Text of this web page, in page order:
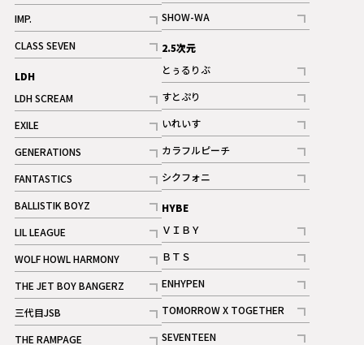
記事
IMP.
記事
CLASS SEVEN
記事
LDH
LDH SCREAM
記事
EXILE
記事
GENERATIONS
記事
FANTASTICS
記事
BALLISTIK BOYZ
記事
LIL LEAGUE
記事
WOLF HOWL HARMONY
記事
THE JET BOY BANGERZ
記事
三代目JSB
記事
THE RAMPAGE
記事
SHOW-WA
記事
2.5次元
とぅるりぶ
記事
すとぷり
記事
ギャラリー
いれいす
記事
ギャラリー
カラフルピーチ
記事
シクフォニ
記事
HYBE
ＶＩＢＹ
記事
ＢＴＳ
記事
ENHYPEN
記事
TOMORROW X TOGETHER
記事
SEVENTEEN